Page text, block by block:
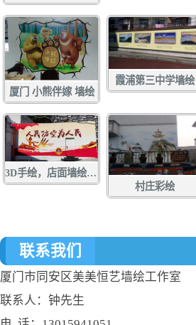
厦门 小熊伴嫁 墙绘
霞浦第三中学墙绘
3D手绘，店面墙绘，店面涂鸦，立体画彩绘，壁画
村庄彩绘
联系我们
厦门市同安区美美恒艺墙绘工作室
联系人：钟先生